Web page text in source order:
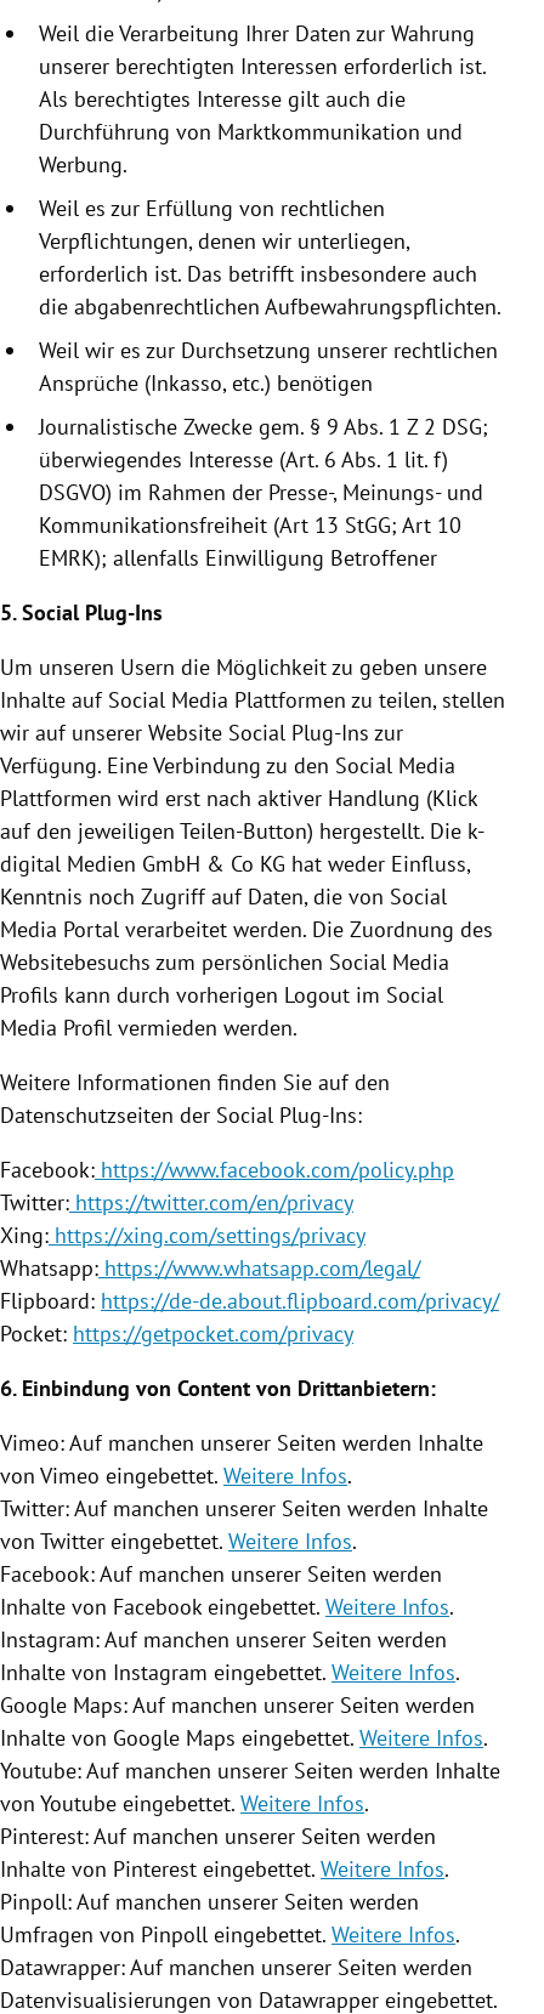
Weil die Verarbeitung Ihrer Daten zur Wahrung
unserer berechtigten Interessen erforderlich ist.
Als berechtigtes Interesse gilt auch die
Durchführung von Marktkommunikation und
Werbung.
Weil es zur Erfüllung von rechtlichen
Verpflichtungen, denen wir unterliegen,
erforderlich ist. Das betrifft insbesondere auch
die abgabenrechtlichen Aufbewahrungspflichten.
Weil wir es zur Durchsetzung unserer rechtlichen
Ansprüche (Inkasso, etc.) benötigen
Journalistische Zwecke gem. § 9 Abs. 1 Z 2 DSG;
überwiegendes Interesse (Art. 6 Abs. 1 lit. f)
DSGVO) im Rahmen der Presse-, Meinungs- und
Kommunikationsfreiheit (Art 13 StGG; Art 10
EMRK); allenfalls Einwilligung Betroffener
5. Social Plug-Ins
Um unseren Usern die Möglichkeit zu geben unsere
Inhalte auf Social Media Plattformen zu teilen, stellen
wir auf unserer Website Social Plug-Ins zur
Verfügung. Eine Verbindung zu den Social Media
Plattformen wird erst nach aktiver Handlung (Klick
auf den jeweiligen Teilen-Button) hergestellt. Die k-
digital Medien GmbH & Co KG hat weder Einfluss,
Kenntnis noch Zugriff auf Daten, die von Social
Media Portal verarbeitet werden. Die Zuordnung des
Websitebesuchs zum persönlichen Social Media
Profils kann durch vorherigen Logout im Social
Media Profil vermieden werden.
Weitere Informationen finden Sie auf den
Datenschutzseiten der Social Plug-Ins:
Facebook: https://www.facebook.com/policy.php
Twitter: https://twitter.com/en/privacy
Xing: https://xing.com/settings/privacy
Whatsapp: https://www.whatsapp.com/legal/
Flipboard: https://de-de.about.flipboard.com/privacy/
Pocket: https://getpocket.com/privacy
6. Einbindung von Content von Drittanbietern:
Vimeo: Auf manchen unserer Seiten werden Inhalte
von Vimeo eingebettet. Weitere Infos.
Twitter: Auf manchen unserer Seiten werden Inhalte
von Twitter eingebettet. Weitere Infos.
Facebook: Auf manchen unserer Seiten werden
Inhalte von Facebook eingebettet. Weitere Infos.
Instagram: Auf manchen unserer Seiten werden
Inhalte von Instagram eingebettet. Weitere Infos.
Google Maps: Auf manchen unserer Seiten werden
Inhalte von Google Maps eingebettet. Weitere Infos.
Youtube: Auf manchen unserer Seiten werden Inhalte
von Youtube eingebettet. Weitere Infos.
Pinterest: Auf manchen unserer Seiten werden
Inhalte von Pinterest eingebettet. Weitere Infos.
Pinpoll: Auf manchen unserer Seiten werden
Umfragen von Pinpoll eingebettet. Weitere Infos.
Datawrapper: Auf manchen unserer Seiten werden
Datenvisualisierungen von Datawrapper eingebettet.